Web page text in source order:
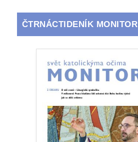
ČTRNÁCTIDENÍK MONITOR